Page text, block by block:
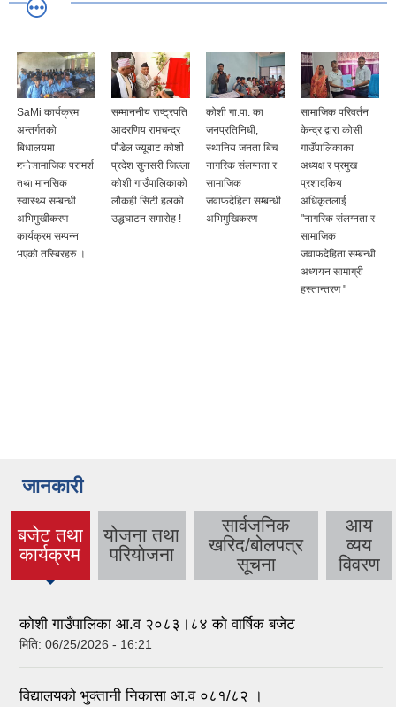
SaMi कार्यक्रम
अन्तर्गतको
बिधालयमा
मनोसामाजिक परामर्श
तथा मानसिक
स्वास्थ्य सम्बन्धी
अभिमुखीकरण
कार्यक्रम सम्पन्न
भएको तस्बिरहरु ।
सम्माननीय राष्ट्रपति
आदरणिय रामचन्द्र
पौडेल ज्यूबाट कोशी
प्रदेश सुनसरी जिल्ला
कोशी गाउँपालिकाको
लौकही सिटी हलको
उद्धघाटन समारोह !
कोशी गा.पा. का
जनप्रतिनिधी,
स्थानिय जनता बिच
नागरिक संलग्नता र
सामाजिक
जवाफदेहिता सम्बन्धी
अभिमुखिकरण
सामाजिक परिवर्तन
केन्द्र द्वारा कोसी
गाउँपालिकाका
अध्यक्ष र प्रमुख
प्रशादकिय
अधिकृतलाई
"नागरिक संलग्नता र
सामाजिक
जवाफदेहिता सम्बन्धी
अध्ययन सामाग्री
हस्तान्तरण "
जानकारी
बजेट तथा
कार्यक्रम
(active
योजना तथा
परियोजना
सार्वजनिक
खरिद/बोलपत्र
सूचना
आय
व्यय
विवरण
कोशी गाउँपालिका आ.व २०८३।८४ को वार्षिक बजेट
मिति: 06/25/2026 - 16:21
विद्यालयको भुक्तानी निकासा आ.व ०८१/८२ ।